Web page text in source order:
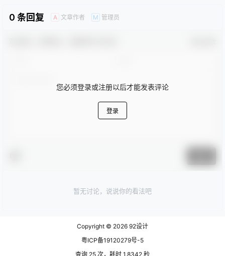
0 条回复 A 文章作者 M 管理员
您必须登录或注册以后才能发表评论
登录
暂无讨论，说说你的看法吧
Copyright © 2026 92设计
粤ICP备19120279号-5
查询 25 次，耗时 1.8342 秒